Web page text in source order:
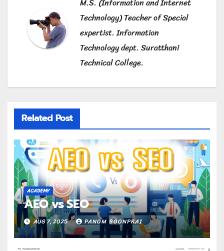
M.S. (Information and Internet
Technology) Teacher of Special
expertist. Information
Technology dept. Suratthani
Technical College.
Related Post
ACADEMY
AEO vs SEO
AUG 7, 2025 PANOM BOONPRAI